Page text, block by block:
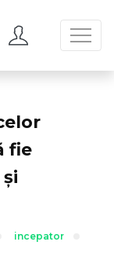
fie
incepator